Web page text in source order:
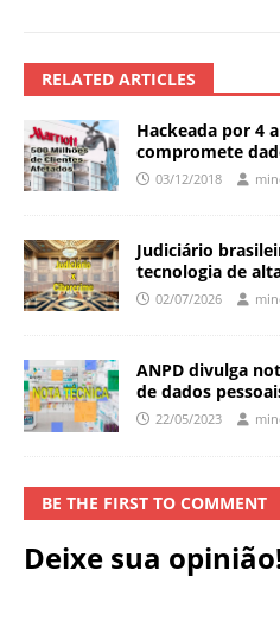
RELATED ARTICLES
Hackeada por 4
compromete
03/12/2018
Judiciário
tecnologia de
02/07/2026
ANPD divulga
de dados
22/05/2023
BE THE FIRST TO COMMENT
Deixe sua